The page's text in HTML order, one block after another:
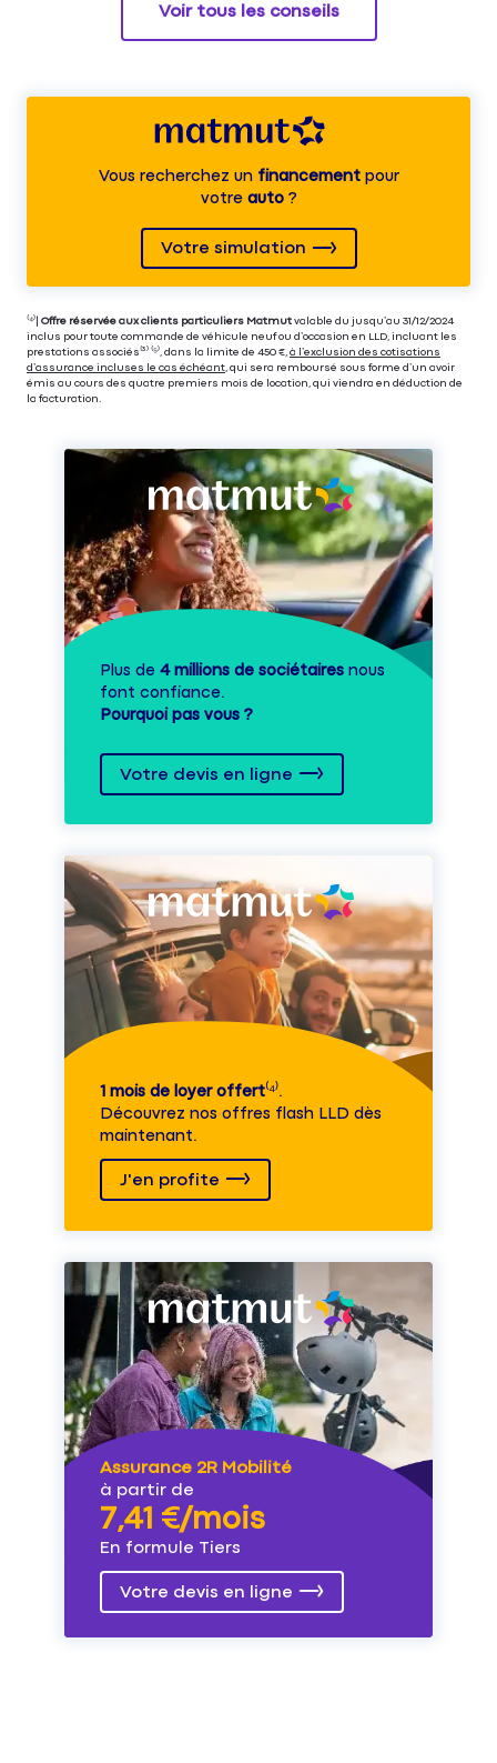
Voir tous les conseils
Vous recherchez unfinancementpour
votre auto?
Votre simulation
⁽⁴⁾| Offre réservée aux clients particuliers Matmut valable du jusqu’au 31/12/2024
inclus pour toute commande de véhicule neuf ou d’occasion en LLD, incluant les
prestations associés⁽³⁾ ⁽⁵⁾, dans la limite de 450 €, à l’exclusion des cotisations
d’assurance incluses le cas échéant, qui sera remboursé sous forme d’un avoir
émis au cours des quatre premiers mois de location, qui viendra en déduction de
la facturation.
Plus de 4 millions de sociétaires nous
font confiance.
Pourquoi pas vous ?
Votre devis en ligne
1 mois de loyer offert⁽⁴⁾.
Découvrez nos offres flash LLD dès
maintenant.
J'en profite
Assurance 2R Mobilité
à partir de
7,41 €/mois
En formule Tiers
Votre devis en ligne